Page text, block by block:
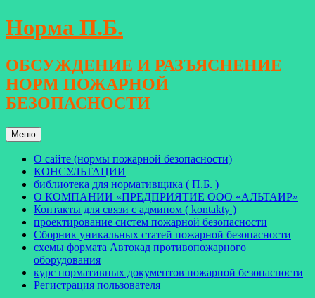
Перейти
к
Норма П.Б.
ОБСУЖДЕНИЕ И РАЗЪЯСНЕНИЕ
НОРМ ПОЖАРНОЙ
БЕЗОПАСНОСТИ
Меню
О сайте (нормы пожарной безопасности)
КОНСУЛЬТАЦИИ
библиотека для нормативщика ( П.Б. )
О КОМПАНИИ «ПРЕДПРИЯТИЕ ООО «АЛЬТАИР»
Контакты для связи с админом ( kontakty )
проектирование систем пожарной безопасности
Сборник уникальных статей пожарной безопасности
схемы формата Автокад противопожарного
оборудования
курс нормативных документов пожарной безопасности
Регистрация пользователя